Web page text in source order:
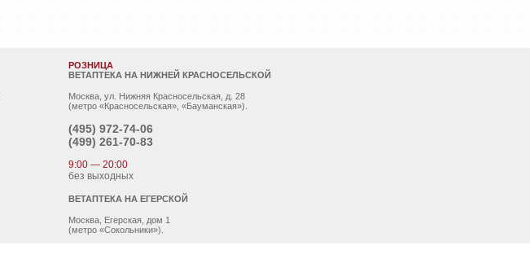
РОЗНИЦА
ВЕТАПТЕКА НА НИЖНЕЙ КРАСНОСЕЛЬСКОЙ
Москва, ул. Нижняя Красносельская, д. 28
(метро «Красносельская», «Бауманская»).
(495) 972-74-06
(499) 261-70-83
9:00 — 20:00
без выходных
ВЕТАПТЕКА НА ЕГЕРСКОЙ
Москва, Егерская, дом 1
(метро «Сокольники»).